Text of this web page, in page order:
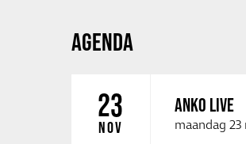
AGENDA
23
NOV
ANKO LIVE
maandag